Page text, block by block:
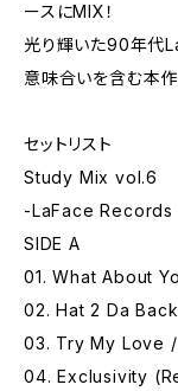
ースにMIX！
光り輝いた90年代
意味合いを含む本作
セットリスト
Study Mix vol.6
-LaFace
SIDE A
01. What About
02. Hat 2 Da
03. Try My Love
04. Exclusivity